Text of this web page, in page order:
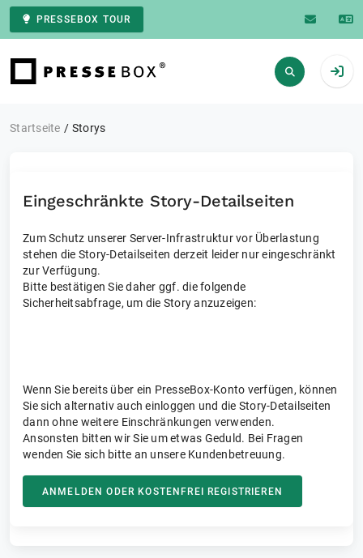
PRESSEBOX TOUR
Zur Startseite
Startseite Storys
Eingeschränkte Story-Detailseiten
Zum Schutz unserer Server-Infrastruktur vor Überlastung
stehen die Story-Detailseiten derzeit leider nur eingeschränkt
zur Verfügung.
Bitte bestätigen Sie daher ggf. die folgende
Sicherheitsabfrage, um die Story anzuzeigen:
Wenn Sie bereits über ein PresseBox-Konto verfügen, können
Sie sich alternativ auch einloggen und die Story-Detailseiten
dann ohne weitere Einschränkungen verwenden.
Ansonsten bitten wir Sie um etwas Geduld. Bei Fragen
wenden Sie sich bitte an unsere Kundenbetreuung.
ANMELDEN ODER KOSTENFREI REGISTRIEREN